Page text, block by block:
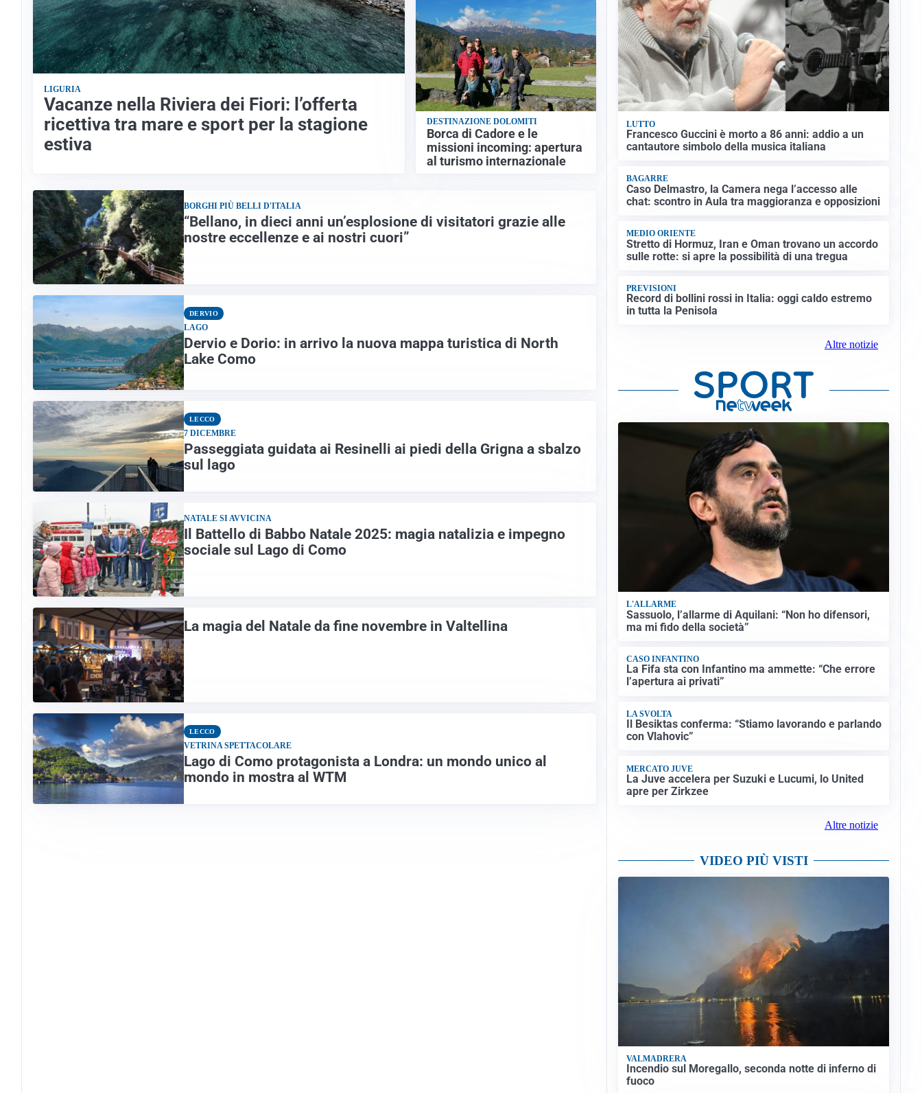
LIGURIA
Vacanze nella Riviera dei Fiori: l’offerta
ricettiva tra mare e sport per la stagione
estiva
DESTINAZIONE DOLOMITI
Borca di Cadore e le
missioni incoming: apertura
al turismo internazionale
BORGHI PIÙ BELLI D'ITALIA
“Bellano, in dieci anni un’esplosione di visitatori grazie alle
nostre eccellenze e ai nostri cuori”
DERVIO
LAGO
Dervio e Dorio: in arrivo la nuova mappa turistica di North
Lake Como
LECCO
7 DICEMBRE
Passeggiata guidata ai Resinelli ai piedi della Grigna a sbalzo
sul lago
NATALE SI AVVICINA
Il Battello di Babbo Natale 2025: magia natalizia e impegno
sociale sul Lago di Como
La magia del Natale da fine novembre in Valtellina
LECCO
VETRINA SPETTACOLARE
Lago di Como protagonista a Londra: un mondo unico al
mondo in mostra al WTM
LUTTO
Francesco Guccini è morto a 86 anni: addio a un
cantautore simbolo della musica italiana
BAGARRE
Caso Delmastro, la Camera nega l’accesso alle
chat: scontro in Aula tra maggioranza e opposizioni
MEDIO ORIENTE
Stretto di Hormuz, Iran e Oman trovano un accordo
sulle rotte: si apre la possibilità di una tregua
PREVISIONI
Record di bollini rossi in Italia: oggi caldo estremo
in tutta la Penisola
Altre notizie
L'ALLARME
Sassuolo, l’allarme di Aquilani: “Non ho difensori,
ma mi fido della società”
CASO INFANTINO
La Fifa sta con Infantino ma ammette: “Che errore
l’apertura ai privati”
LA SVOLTA
Il Besiktas conferma: “Stiamo lavorando e parlando
con Vlahovic”
MERCATO JUVE
La Juve accelera per Suzuki e Lucumi, lo United
apre per Zirkzee
Altre notizie
VIDEO PIÙ VISTI
VALMADRERA
Incendio sul Moregallo, seconda notte di inferno di
fuoco